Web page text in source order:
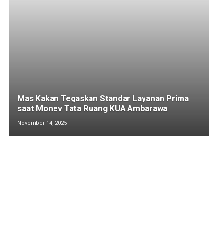
Mas Kakan Tegaskan Standar Layanan Prima
saat Monev Tata Ruang KUA Ambarawa
November 14, 2025